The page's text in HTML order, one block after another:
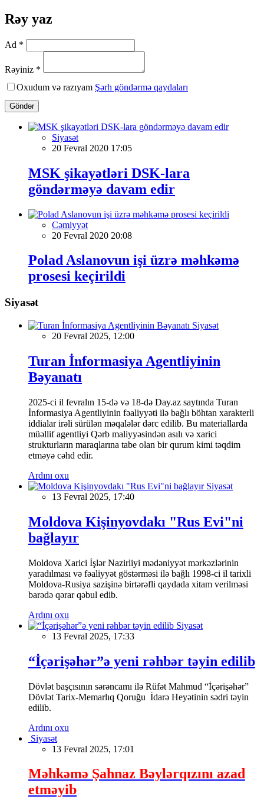
Rəy yaz
Ad *
Rəyiniz *
Oxudum və razıyam Şərh göndərmə qaydaları
Göndər
Siyasət
20 Fevral 2020 17:05
MSK şikayətləri DSK-lara
göndərməyə davam edir
Cəmiyyət
20 Fevral 2020 20:08
Polad Aslanovun işi üzrə məhkəmə
prosesi keçirildi
Siyasət
Siyasət
20 Fevral 2025, 12:00
Turan İnformasiya Agentliyinin
Bəyanatı
2025-ci il fevralın 15-də və 18-də Day.az saytında Turan
İnformasiya Agentliyinin fəaliyyəti ilə bağlı böhtan xarakterli
iddialar irəli sürülən məqalələr dərc edilib. Bu materiallarda
müəllif agentliyi Qərb maliyyəsindən asılı və xarici
strukturların maraqlarına tabe olan bir qurum kimi təqdim
etməyə cəhd edir.
Ardını oxu
Siyasət
13 Fevral 2025, 17:40
Moldova Kişinyovdakı "Rus Evi"ni
bağlayır
Moldova Xarici İşlər Nazirliyi mədəniyyət mərkəzlərinin
yaradılması və fəaliyyət göstərməsi ilə bağlı 1998-ci il tarixli
Moldova-Rusiya sazişinə birtərəfli qaydada xitam verilməsi
barədə qərar qəbul edib.
Ardını oxu
Siyasət
13 Fevral 2025, 17:33
“İçərişəhər”ə yeni rəhbər təyin edilib
Dövlət başçısının sərəncamı ilə Rüfət Mahmud “İçərişəhər”
Dövlət Tarix-Memarlıq Qoruğu İdarə Heyətinin sədri təyin
edilib.
Ardını oxu
Siyasət
13 Fevral 2025, 17:01
Məhkəmə Şahnaz Bəylərqızını azad
etməyib